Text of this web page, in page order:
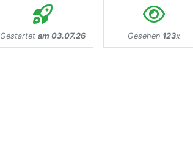
Gestartet am 03.07.26 Gesehen 123x